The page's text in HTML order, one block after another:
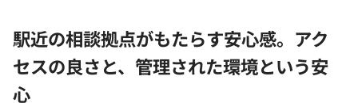
駅近の相談拠点がもたらす安心感。アク
セスの良さと、管理された環境という安
心